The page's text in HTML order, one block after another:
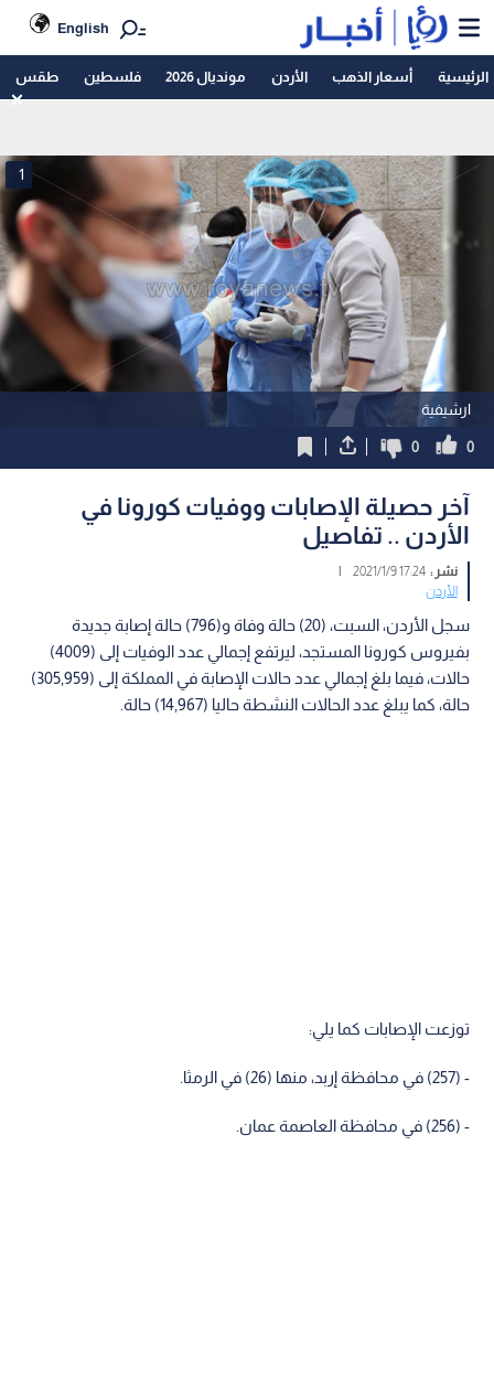
English
الرئيسية أسعار الذهب الأردن مونديال 2026 فلسطين طقس
ارشيفية
1
0
0
آخر حصيلة الإصابات ووفيات كورونا في
الأردن .. تفاصيل
نشر :17:24 2021/1/9
|
الأردن
سجل الأردن، السبت، (20) حالة وفاة و(796) حالة إصابة جديدة
بفيروس كورونا المستجد، ليرتفع إجمالي عدد الوفيات إلى (4009)
حالات، فيما بلغ إجمالي عدد حالات الإصابة في المملكة إلى (305,959)
حالة، كما يبلغ عدد الحالات النشطة حاليا (14,967) حالة.
توزعت الإصابات كما يلي:
- (257) في محافظة إربد، منها (26) في الرمثا.
- (256) في محافظة العاصمة عمان.